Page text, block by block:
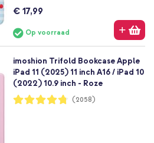
€ 17,99
Op voorraad
imoshion Trifold Bookcase Apple
iPad 11 (2025) 11 inch A16 / iPad 10
(2022) 10.9 inch - Roze
Waardering:
95%
(2058)